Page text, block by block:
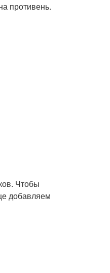
противень.
Чтобы
добавляем